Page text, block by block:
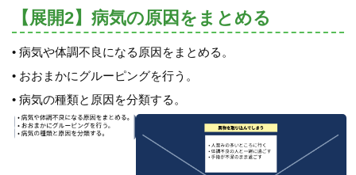
【展開2】病気の原因をまとめる
• 病気や体調不良になる原因をまとめる。
• おおまかにグルーピングを行う。
• 病気の種類と原因を分類する。